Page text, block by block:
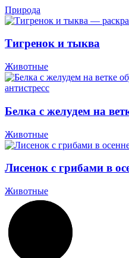
Природа
Тигренок и тыква
Животные
Белка с желудем на
Животные
Лисенок с грибами в
Животные